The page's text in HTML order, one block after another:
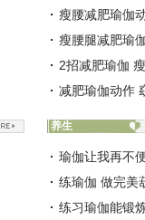
瘦腰减肥瑜伽
瘦腰腿减肥瑜
2招减肥瑜伽
减肥瑜伽动作
养生
瑜伽让我再不
练瑜伽 做完美
练习瑜伽能锻